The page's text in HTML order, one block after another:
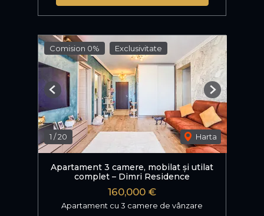
Comision 0% Exclusivitate
1 /20 Harta
Previous Next
Apartament 3 camere, mobilat și utilat
complet – Dimri Residence
160,000 €
Apartament cu 3 camere de vânzare